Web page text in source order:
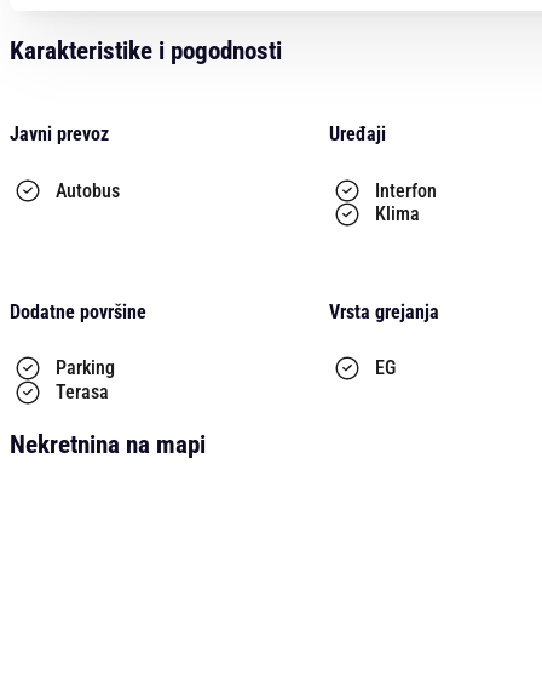
Karakteristike i pogodnosti
Javni prevoz
Autobus
Uređaji
Interfon
Klima
Dodatne površine
Parking
Terasa
Vrsta grejanja
EG
Nekretnina na mapi